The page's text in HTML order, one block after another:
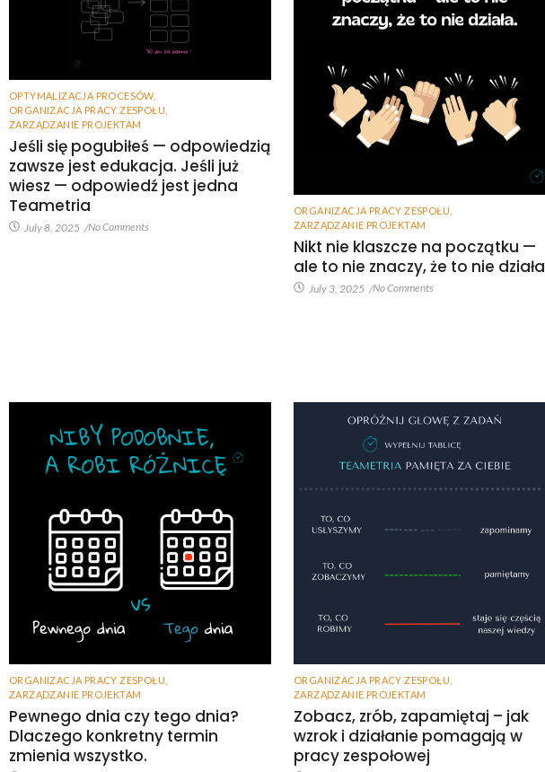
OPTYMALIZACJA PROCESÓW,
ORGANIZACJA PRACY ZESPOŁU
ZARZĄDZANIE PROJEKTAM
Jeśli się pogubiłeś — odpowiedzią
zawsze jest edukacja. Jeśli już
wiesz — odpowiedź jest jedna
Teametria
July 8, 2025 /No Comments
ORGANIZACJA PRACY ZESPOŁU
ZARZĄDZANIE PROJEKTAM
Nikt nie klaszcze na początku —
ale to nie znaczy, że to nie działa
July 3, 2025 /No Comments
ORGANIZACJA PRACY ZESPOŁU
ZARZĄDZANIE PROJEKTAM
Pewnego dnia czy tego dnia?
Dlaczego konkretny termin
zmienia wszystko.
ORGANIZACJA PRACY ZESPOŁU
ZARZĄDZANIE PROJEKTAM
Zobacz, zrób, zapamiętaj – jak
wzrok i działanie pomagają w
pracy zespołowej